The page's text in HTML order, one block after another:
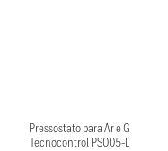
Pressostato para Ar e Gás
Tecnocontrol PS005-DP